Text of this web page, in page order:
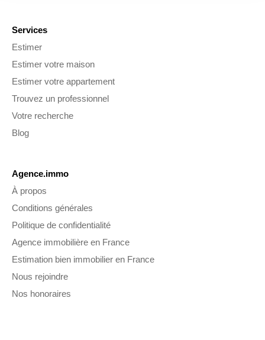
Services
Estimer
Estimer votre maison
Estimer votre appartement
Trouvez un professionnel
Votre recherche
Blog
Agence.immo
À propos
Conditions générales
Politique de confidentialité
Agence immobilière en France
Estimation bien immobilier en France
Nous rejoindre
Nos honoraires